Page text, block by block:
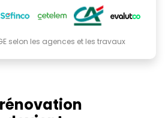
selon les agences et les travaux